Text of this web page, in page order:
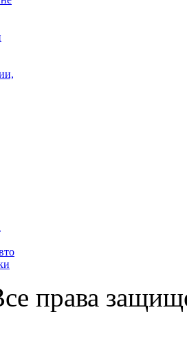
права